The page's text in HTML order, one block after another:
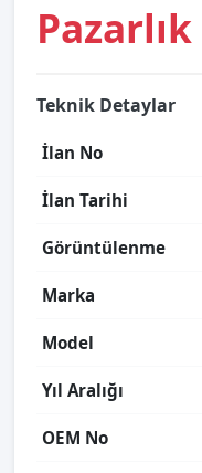
Pazarlık
Teknik Detaylar
İlan No
İlan Tarihi
Görüntülenme
Marka
Model
Yıl Aralığı
OEM No